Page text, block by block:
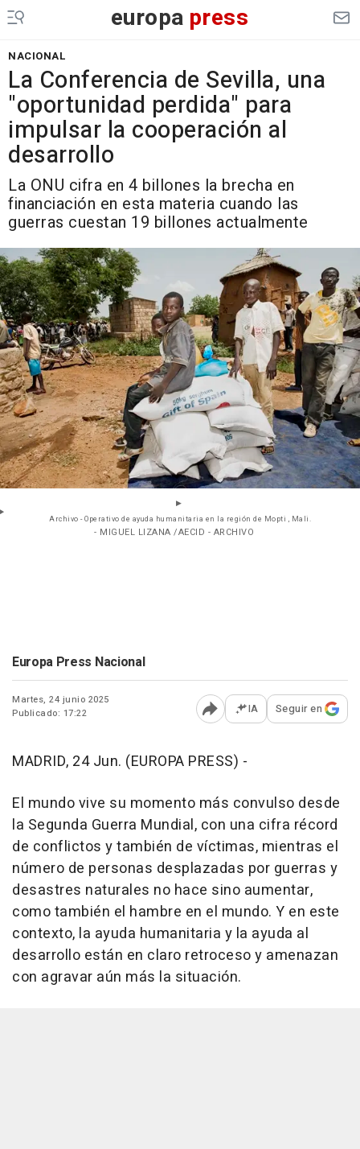
europa press
NACIONAL
La Conferencia de Sevilla, una
"oportunidad perdida" para
impulsar la cooperación al
desarrollo
La ONU cifra en 4 billones la brecha en
financiación en esta materia cuando las
guerras cuestan 19 billones actualmente
Archivo - Operativo de ayuda humanitaria en la región de Mopti , Mali.
- MIGUEL LIZANA /AECID - ARCHIVO
Europa Press Nacional
Martes, 24 junio 2025
Publicado: 17:22
Abrir opciones para
IA Seguir en
MADRID, 24 Jun. (EUROPA PRESS) -
El mundo vive su momento más convulso desde
la Segunda Guerra Mundial, con una cifra récord
de conflictos y también de víctimas, mientras el
número de personas desplazadas por guerras y
desastres naturales no hace sino aumentar,
como también el hambre en el mundo. Y en este
contexto, la ayuda humanitaria y la ayuda al
desarrollo están en claro retroceso y amenazan
con agravar aún más la situación.